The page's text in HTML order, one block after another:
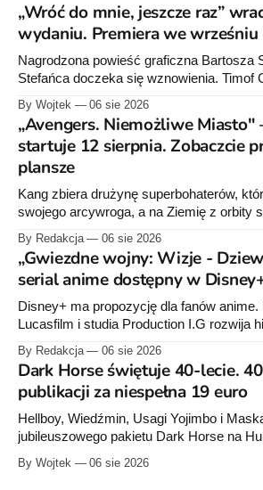
„Wróć do mnie, jeszcze raz”
wydaniu. Premiera we wrześniu
Nagrodzona powieść graficzna Bartosza
Stefańca doczeka się wznowienia. Timof
raz”, którego pierwsze wydanie ukazało
By Wojtek 06 sie 2026
„Avengers. Niemożliwe Miasto"
startuje 12 sierpnia. Zobaczcie
plansze
Kang zbiera drużynę superbohaterów,
swojego arcywroga, a na Ziemię z orbity
serii Avengers autorstwa Jeda MacKaya
sierpnia. Rzućcie okiem na przykładowe
By Redakcja 06 sie 2026
„Gwiezdne wojny: Wizje -
serial anime dostępny w
Disney+ ma propozycję dla fanów anime.
Lucasfilm i studia Production I.G rozwija
oraz „Dziewiąty Jedi: Dziecko nadziei" z
wojny: Wizje”. Wszystkie osiem odcinków
w Disney+.
By Redakcja 06 sie 2026
Dark Horse świętuje 40-lecie.
publikacji za niespełna 19 euro
Hellboy, Wiedźmin, Usagi Yojimbo i
jubileuszowego pakietu Dark Horse na
euro. Oferta kończy się 13 sierpnia.
By Wojtek 06 sie 2026